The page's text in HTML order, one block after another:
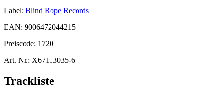
Label: Blind Rope Records
EAN: 9006472044215
Preiscode: 1720
Art. Nr.: X67113035-6
Trackliste